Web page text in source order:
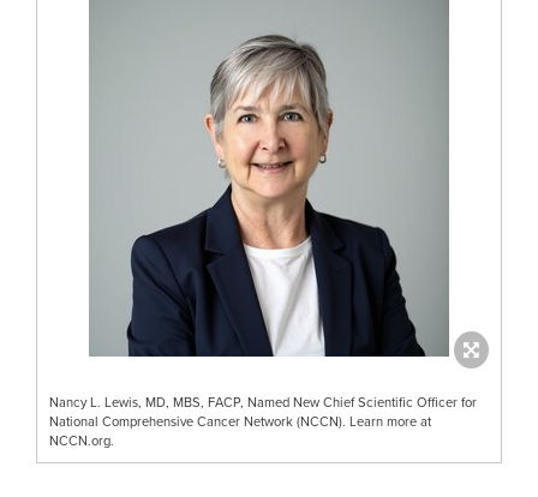
Nancy L. Lewis, MD, MBS, FACP, Named New Chief Scientific Officer for
National Comprehensive Cancer Network (NCCN). Learn more at
NCCN.org.